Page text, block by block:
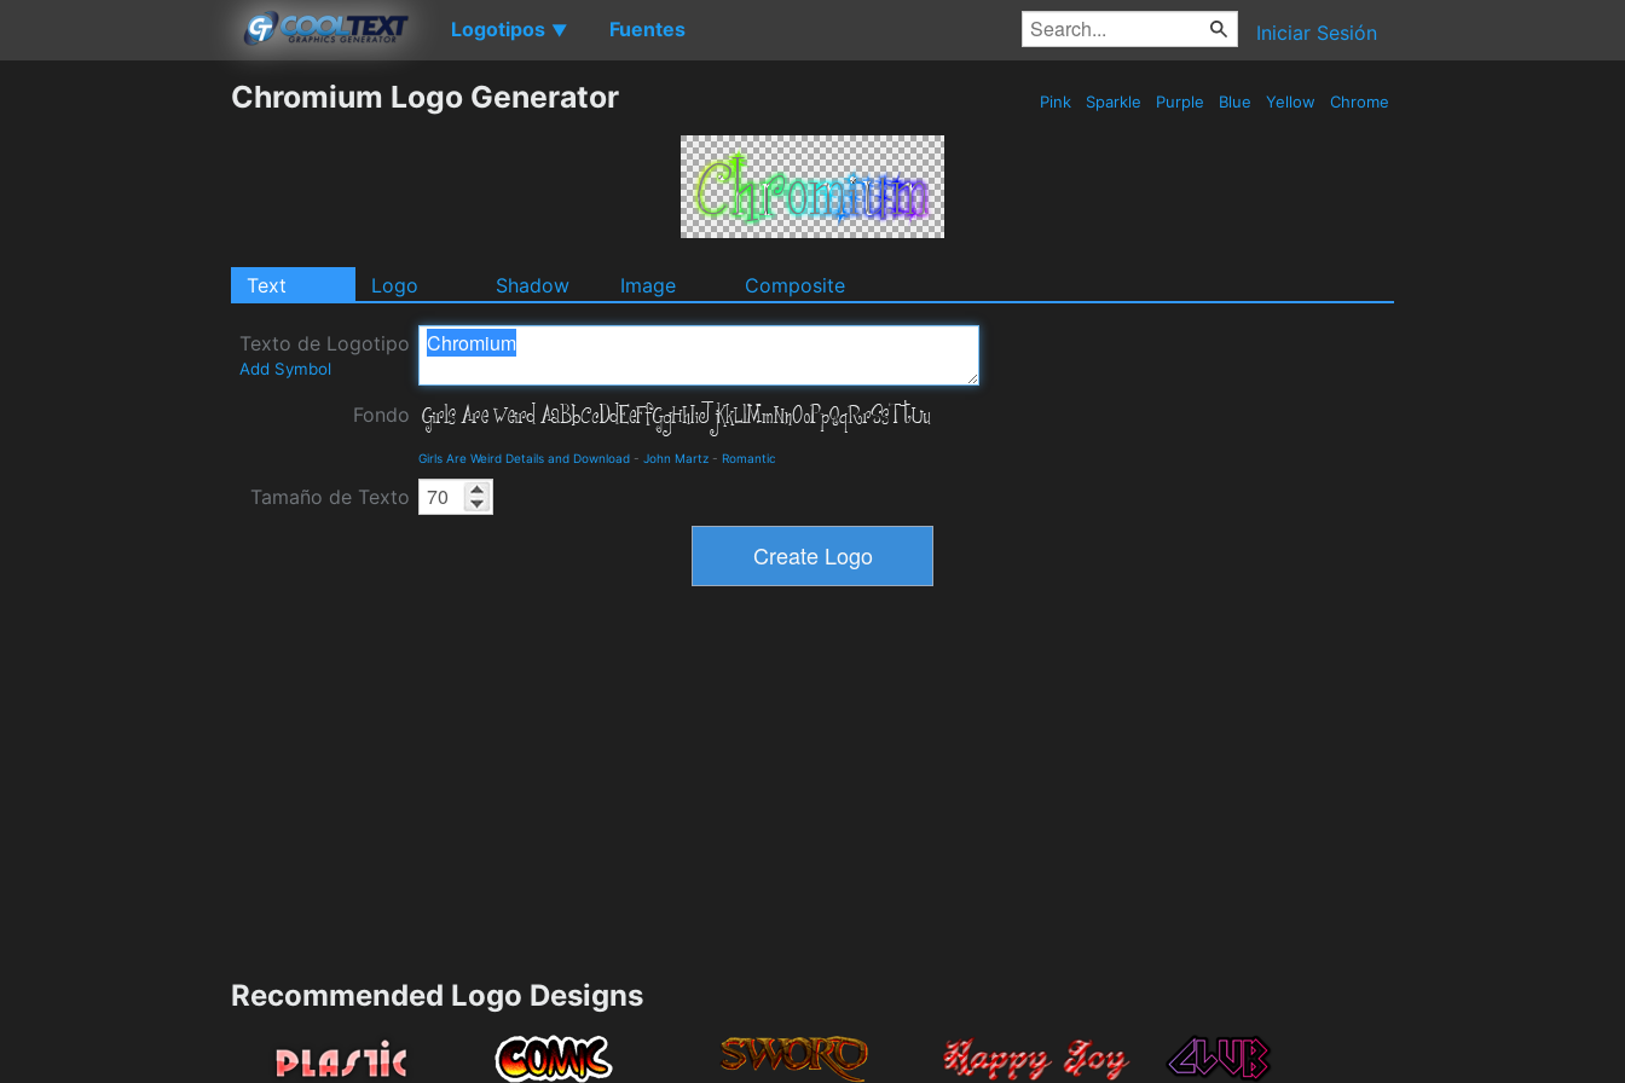
Logotipos ▼ Fuentes Iniciar Sesión
Chromium Logo Generator Pink Sparkle Purple Blue Yellow Chrome
Text Logo Shadow Image Composite
Texto de Logotipo
Add Symbol
Fondo
Girls Are Weird Details and Download - John Martz - Romantic
Tamaño de Texto
Recommended Logo Designs